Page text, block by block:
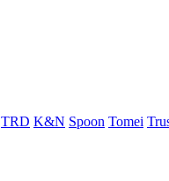
TRD K&N Spoon Tomei